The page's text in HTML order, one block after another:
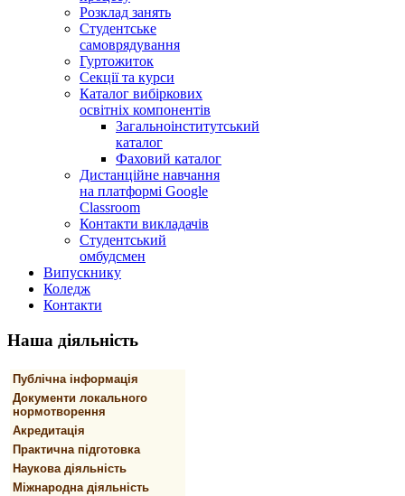
Розклад занять
Студентське
самоврядування
Гуртожиток
Секції та курси
Каталог вибіркових
освітніх компонентів
Загальноінститутський
каталог
Фаховий каталог
Дистанційне навчання
на платформі Google
Classroom
Контакти викладачів
Студентський
омбудсмен
Випускнику
Коледж
Контакти
Наша діяльність
Публічна інформація
Документи локального
нормотворення
Акредитація
Практична підготовка
Наукова діяльність
Міжнародна діяльність